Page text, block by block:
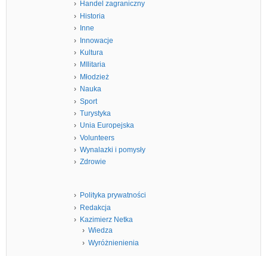
Handel zagraniczny
Historia
Inne
Innowacje
Kultura
MIlitaria
Młodzież
Nauka
Sport
Turystyka
Unia Europejska
Volunteers
Wynalazki i pomysły
Zdrowie
Polityka prywatności
Redakcja
Kazimierz Netka
Wiedza
Wyróżnienienia